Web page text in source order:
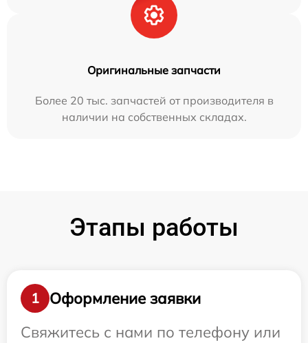
Оригинальные запчасти
Более 20 тыс. запчастей от производителя в
наличии на собственных складах.
Этапы работы
1
Оформление заявки
Свяжитесь с нами по телефону или